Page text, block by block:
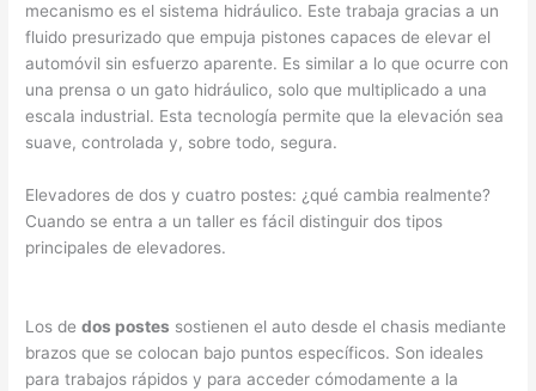
mecanismo es el sistema hidráulico. Este trabaja gracias a un
fluido presurizado que empuja pistones capaces de elevar el
automóvil sin esfuerzo aparente. Es similar a lo que ocurre con
una prensa o un gato hidráulico, solo que multiplicado a una
escala industrial. Esta tecnología permite que la elevación sea
suave, controlada y, sobre todo, segura.
Elevadores de dos y cuatro postes: ¿qué cambia realmente?
Cuando se entra a un taller es fácil distinguir dos tipos
principales de elevadores.
Los dedos postes sostienen el auto desde el chasis mediante
brazos que se colocan bajo puntos específicos. Son ideales
para trabajos rápidos y para acceder cómodamente a la